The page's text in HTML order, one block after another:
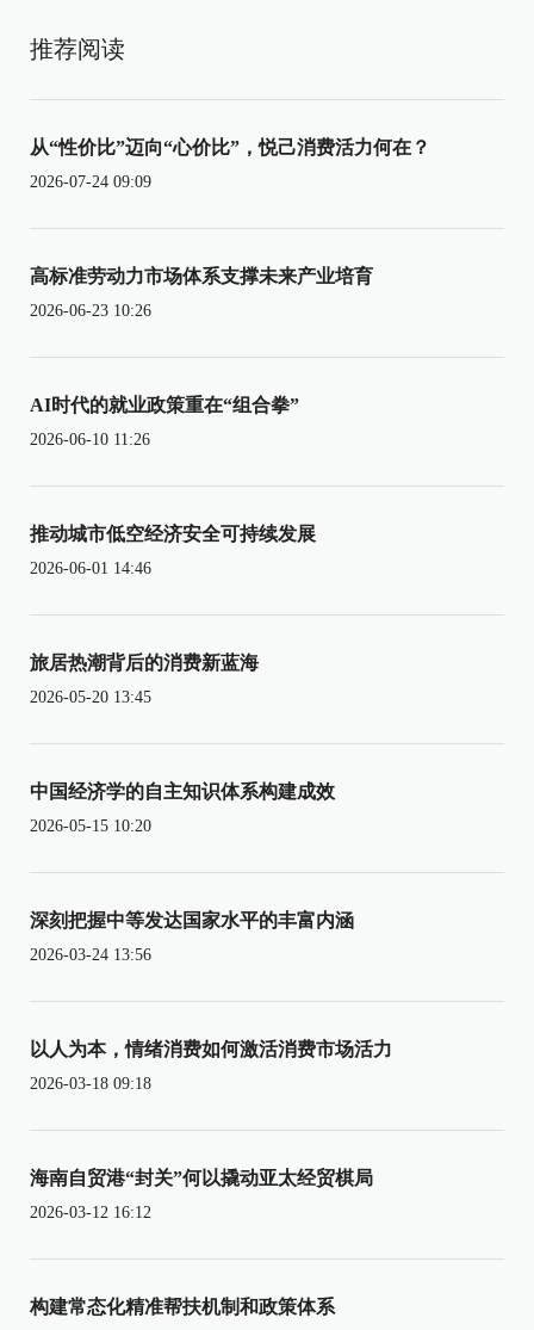
推荐阅读
从“性价比”迈向“心价比”，悦己消费活力何在？
2026-07-24 09:09
高标准劳动力市场体系支撑未来产业培育
2026-06-23 10:26
AI时代的就业政策重在“组合拳”
2026-06-10 11:26
推动城市低空经济安全可持续发展
2026-06-01 14:46
旅居热潮背后的消费新蓝海
2026-05-20 13:45
中国经济学的自主知识体系构建成效
2026-05-15 10:20
深刻把握中等发达国家水平的丰富内涵
2026-03-24 13:56
以人为本，情绪消费如何激活消费市场活力
2026-03-18 09:18
海南自贸港“封关”何以撬动亚太经贸棋局
2026-03-12 16:12
构建常态化精准帮扶机制和政策体系